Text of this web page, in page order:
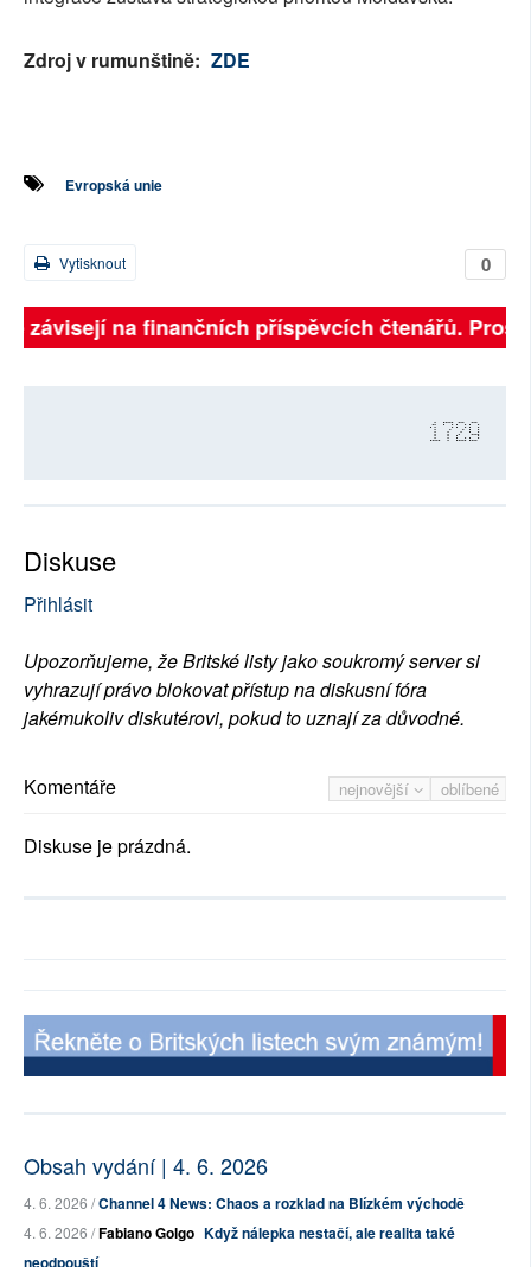
Zdroj v rumunštině: ZDE
Evropská unie
0
Vytisknout
závisejí na finančních příspěvcích čtenářů.
1729
Diskuse
Přihlásit
Upozorňujeme, že Britské listy jako soukromý server si
vyhrazují právo blokovat přístup na diskusní fóra
jakémukoliv diskutérovi, pokud to uznají za důvodné.
nejnovější oblíbené
Komentáře
Diskuse je prázdná.
Obsah vydání | 4. 6. 2026
4. 6. 2026 /Channel 4 News: Chaos a rozklad na Blízkém východě
4. 6. 2026 /Fabiano Golgo Když nálepka nestačí, ale realita také
neodpouští